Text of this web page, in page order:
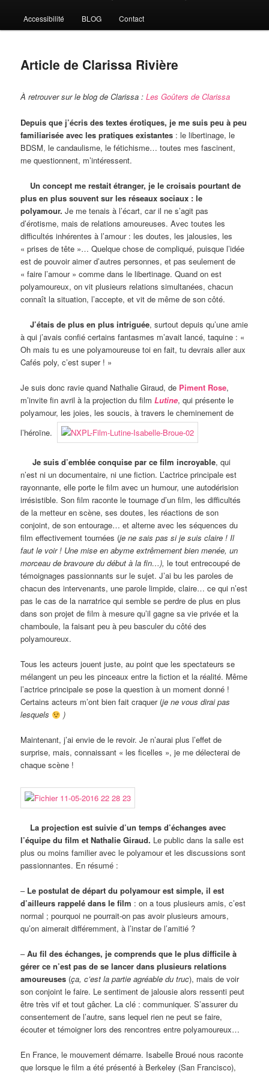
Accessibilité BLOG Contact
Article de Clarissa Rivière
À retrouver sur le blog de Clarissa :Les Goûters de Clarissa
Depuis que j’écris des textes érotiques, je me suis peu à peu
familiarisée avec les pratiques existantes : le libertinage, le
BDSM, le candaulisme, le fétichisme… toutes mes fascinent,
me questionnent, m’intéressent.
Un concept me restait étranger, je le croisais pourtant de
plus en plus souvent sur les réseaux sociaux : le
polyamour. Je me tenais à l’écart, car il ne s’agit pas
d’érotisme, mais de relations amoureuses. Avec toutes les
difficultés inhérentes à l’amour : les doutes, les jalousies, les
« prises de tête »… Quelque chose de compliqué, puisque l’idée
est de pouvoir aimer d’autres personnes, et pas seulement de
« faire l’amour » comme dans le libertinage. Quand on est
polyamoureux, on vit plusieurs relations simultanées, chacun
connaît la situation, l’accepte, et vit de même de son côté.
J’étais de plus en plus intriguée, surtout depuis qu’une amie
à qui j’avais confié certains fantasmes m’avait lancé, taquine : «
Oh mais tu es une polyamoureuse toi en fait, tu devrais aller aux
Cafés poly, c’est super ! »
Je suis donc ravie quand Nathalie Giraud, de Piment Rose,
m’invite fin avril à la projection du filmLutine, qui présente le
polyamour, les joies, les soucis, à travers le cheminement de
l’héroïne.
Je suis d’emblée conquise par ce film incroyable, qui
n’est ni un documentaire, ni une fiction. L’actrice principale est
rayonnante, elle porte le film avec un humour, une autodérision
irrésistible. Son film raconte le tournage d’un film, les difficultés
de la metteur en scène, ses doutes, les réactions de son
conjoint, de son entourage… et alterne avec les séquences du
film effectivement tournées (je ne sais pas si je suis claire ! Il
faut le voir ! Une mise en abyme extrêmement bien menée, un
morceau de bravoure du début à la fin…),le tout entrecoupé de
témoignages passionnants sur le sujet. J’ai bu les paroles de
chacun des intervenants, une parole limpide, claire… ce qui n’est
pas le cas de la narratrice qui semble se perdre de plus en plus
dans son projet de film à mesure qu’il gagne sa vie privée et la
chamboule, la faisant peu à peu basculer du côté des
polyamoureux.
Tous les acteurs jouent juste, au point que les spectateurs se
mélangent un peu les pinceaux entre la fiction et la réalité. Même
l’actrice principale se pose la question à un moment donné !
Certains acteurs m’ont bien fait craquer (je ne vous dirai pas
lesquels
)
Maintenant, j’ai envie de le revoir. Je n’aurai plus l’effet de
surprise, mais, connaissant « les ficelles », je me délecterai de
chaque scène !
La projection est suivie d’un temps d’échanges avec
l’équipe du film et Nathalie Giraud. Le public dans la salle est
plus ou moins familier avec le polyamour et les discussions sont
passionnantes. En résumé :
– Le postulat de départ du polyamour est simple, il est
d’ailleurs rappelé dans le film : on a tous plusieurs amis, c’est
normal ; pourquoi ne pourrait-on pas avoir plusieurs amours,
qu’on aimerait différemment, à l’instar de l’amitié ?
–Au fil des échanges, je comprends que le plus difficile à
gérer ce n’est pas de se lancer dans plusieurs relations
amoureuses (ça, c’est la partie agréable du truc), mais de voir
son conjoint le faire. Le sentiment de jalousie alors ressenti peut
être très vif et tout gâcher. La clé : communiquer. S’assurer du
consentement de l’autre, sans lequel rien ne peut se faire,
écouter et témoigner lors des rencontres entre polyamoureux…
En France, le mouvement démarre. Isabelle Broué nous raconte
que lorsque le film a été présenté à Berkeley (San Francisco),